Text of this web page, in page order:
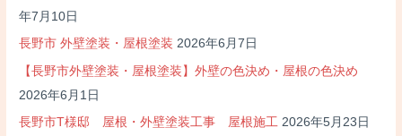
年7月10日
長野市 外壁塗装・屋根塗装 2026年6月7日
【長野市外壁塗装・屋根塗装】外壁の色決め・屋根の色決め
2026年6月1日
長野市T様邸 屋根・外壁塗装工事 屋根施工 2026年5月23日